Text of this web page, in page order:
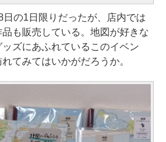
の1日限りだったが、店内では
も販売している。地図が好きな
ズにあふれているこのイベン
てみてはいかがだろうか。